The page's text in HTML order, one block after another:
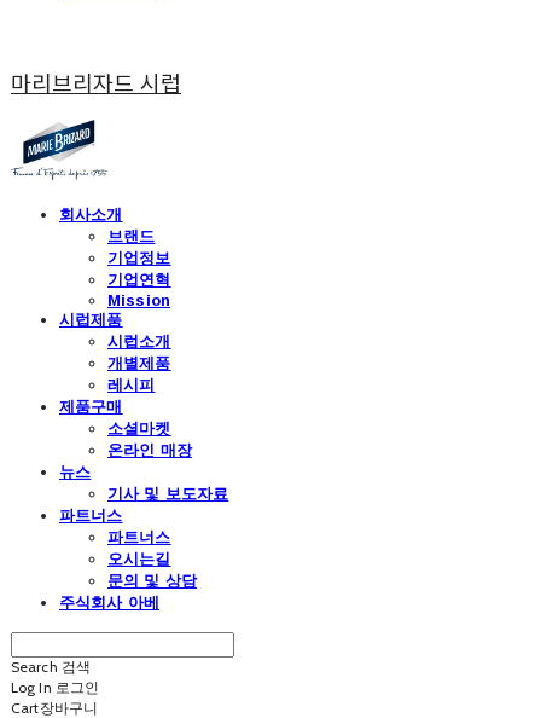
마리브리자드 시럽
회사소개
브랜드
기업정보
기업연혁
Mission
시럽제품
시럽소개
개별제품
레시피
제품구매
소셜마켓
온라인 매장
뉴스
기사 및 보도자료
파트너스
파트너스
오시는길
문의 및 상담
주식회사 아베
Search 검색
Log In 로그인
Cart장바구니